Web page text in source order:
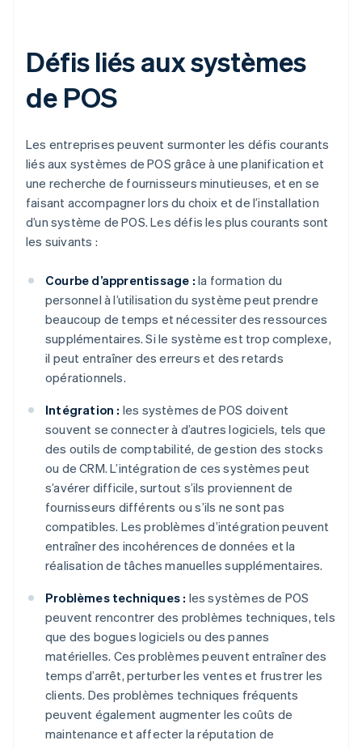
Défis liés aux systèmes
de POS
Les entreprises peuvent surmonter les défis courants
liés aux systèmes de POS grâce à une planification et
une recherche de fournisseurs minutieuses, et en se
faisant accompagner lors du choix et de l’installation
d’un système de POS. Les défis les plus courants sont
les suivants :
Courbe d’apprentissage : la formation du
personnel à l’utilisation du système peut prendre
beaucoup de temps et nécessiter des ressources
supplémentaires. Si le système est trop complexe,
il peut entraîner des erreurs et des retards
opérationnels.
Intégration : les systèmes de POS doivent
souvent se connecter à d’autres logiciels, tels que
des outils de comptabilité, de gestion des stocks
ou de CRM. L’intégration de ces systèmes peut
s’avérer difficile, surtout s’ils proviennent de
fournisseurs différents ou s’ils ne sont pas
compatibles. Les problèmes d’intégration peuvent
entraîner des incohérences de données et la
réalisation de tâches manuelles supplémentaires.
Problèmes techniques : les systèmes de POS
peuvent rencontrer des problèmes techniques, tels
que des bogues logiciels ou des pannes
matérielles. Ces problèmes peuvent entraîner des
temps d’arrêt, perturber les ventes et frustrer les
clients. Des problèmes techniques fréquents
peuvent également augmenter les coûts de
maintenance et affecter la réputation de